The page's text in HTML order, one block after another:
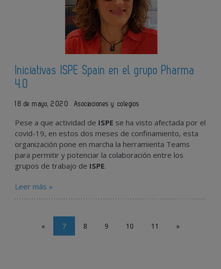
Iniciativas ISPE Spain en el grupo Pharma
4.0
18 de mayo, 2020 Asociaciones y colegios
Pese a que actividad de ISPE se ha visto afectada por el
covid-19, en estos dos meses de confinamiento, esta
organización pone en marcha la herramienta Teams
para permitir y potenciar la colaboración entre los
grupos de trabajo de ISPE.
Leer más »
« 7 8 9 10 11 »